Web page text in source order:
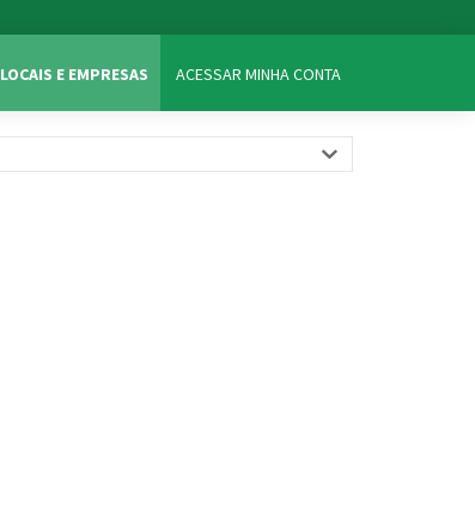
LOCAIS E EMPRESAS ACESSAR MINHA CONTA